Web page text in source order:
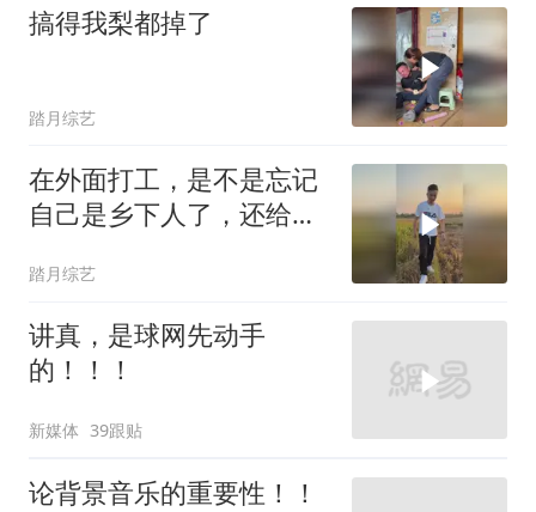
搞得我梨都掉了
踏月综艺
在外面打工，是不是忘记
自己是乡下人了，还给我
出乎意料 反转 搞笑视频
看一遍笑一遍
踏月综艺
讲真，是球网先动手
的！！！
新媒体 39跟贴
论背景音乐的重要性！！